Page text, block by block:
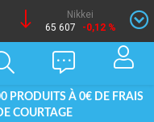
Nikkei
65 607
-0,12 %
PRODUITS À 0€ DE FRAIS
COURTAGE